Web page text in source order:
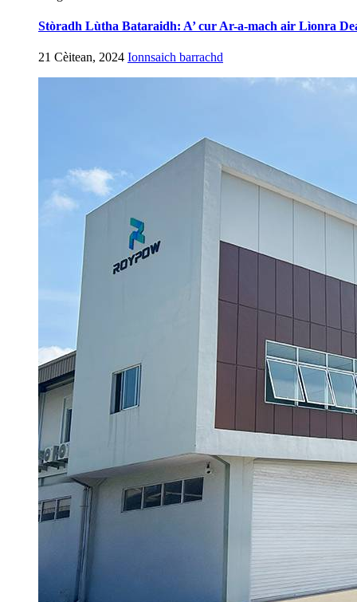
Stòradh Lùtha Bataraidh: A’ cur Ar-a-mach air Lìonra
21 Cèitean, 2024 Ionnsaich barrachd